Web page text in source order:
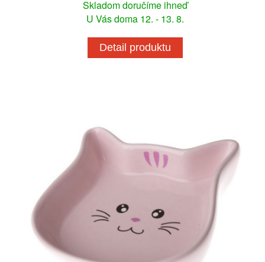
Skladom doručíme ihneď
U Vás doma 12. - 13. 8.
Detail produktu